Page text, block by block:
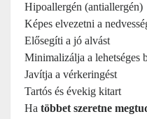
Hipoallergén (antiallergén)
Képes elvezetni a
Elősegíti a jó alvást
Minimalizálja a lehetséges
Javítja a vérkeringést
Tartós és évekig kitart
Ha többet szeretne